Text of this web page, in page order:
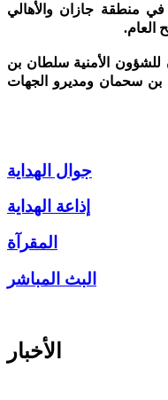
منطقة جازان والأهالي
العام.
الأمنية سلطان بن
سحمان ومديرو الجهات
جوال الهداية
إذاعة الهداية
المقرآة
البث المباشر
الأخبار